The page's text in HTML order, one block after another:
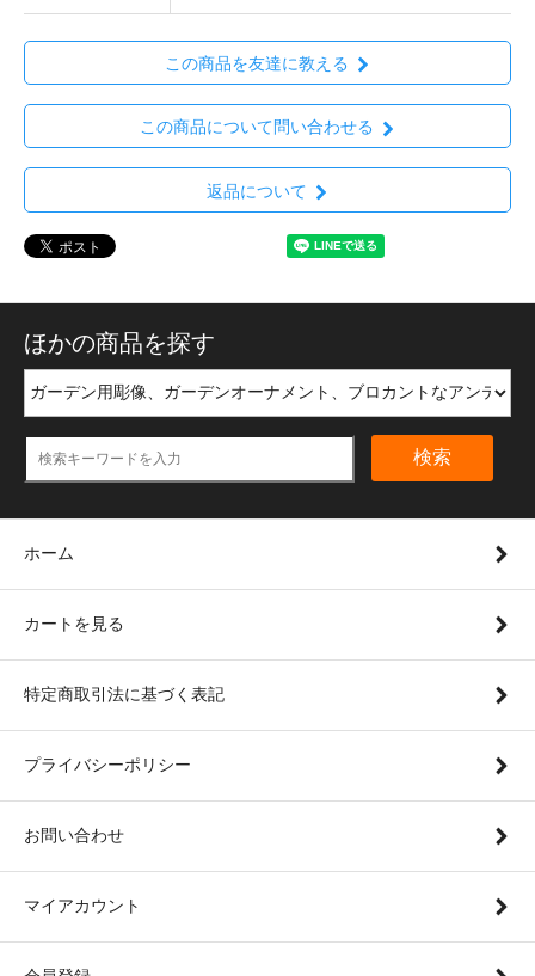
この商品を友達に教える
この商品について問い合わせる
返品について
ほかの商品を探す
検索
ホーム
カートを見る
特定商取引法に基づく表記
プライバシーポリシー
お問い合わせ
マイアカウント